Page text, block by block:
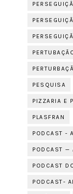
PESQUISA
PIZZARIA E
PLASFRAN
PODCAST -
PODCAST —
PODCAST
PODCAST-